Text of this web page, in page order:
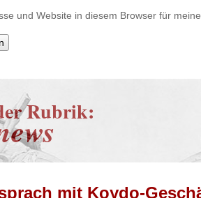
und Website in diesem Browser für
Rubrik:
mit Koydo-